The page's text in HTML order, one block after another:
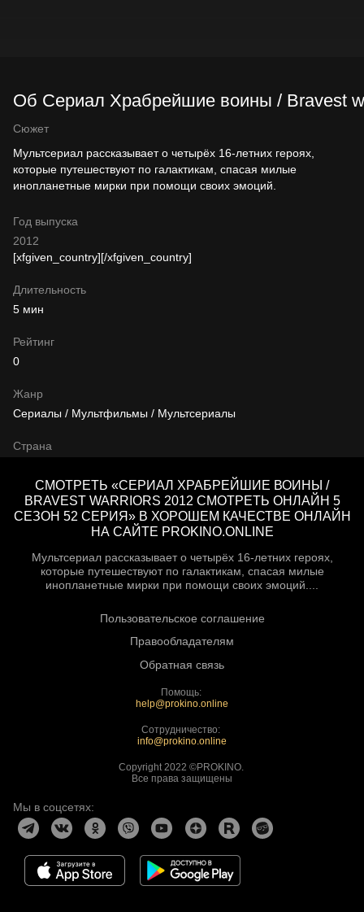
Об Сериал Храбрейшие воины / Bravest
Сюжет
Мультсериал рассказывает о четырёх 16-летних героях,
которые путешествуют по галактикам, спасая милые
инопланетные мирки при помощи своих эмоций.
Год выпуска
2012
Жанр
Сериалы / Мультфильмы / Мультсериалы
Длительность
5 мин
[xfgiven_country]
Страна
[/xfgiven_country]
Рейтинг
0
СМОТРЕТЬ «СЕРИАЛ ХРАБРЕЙШИЕ ВОИНЫ /
BRAVEST WARRIORS 2012 СМОТРЕТЬ ОНЛАЙН 5
СЕЗОН 52 СЕРИЯ» В ХОРОШЕМ КАЧЕСТВЕ ОНЛАЙН
НА САЙТЕ PROKINO.ONLINE
Мультсериал рассказывает о четырёх 16-летних героях,
которые путешествуют по галактикам, спасая милые
инопланетные мирки при помощи своих эмоций....
Пользовательское соглашение
Правообладателям
Обратная связь
Помощь:
help@prokino.online
Сотрудничество:
info@prokino.online
Copyright 2022 ©PROKINO.
Все права защищены
Мы в соцсетях: